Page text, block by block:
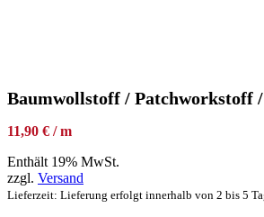
Baumwollstoff / Patchworkstoff
11,90 € / m
Enthält 19% MwSt.
zzgl. Versand
Lieferzeit: Lieferung erfolgt innerhalb von 2 bis 5